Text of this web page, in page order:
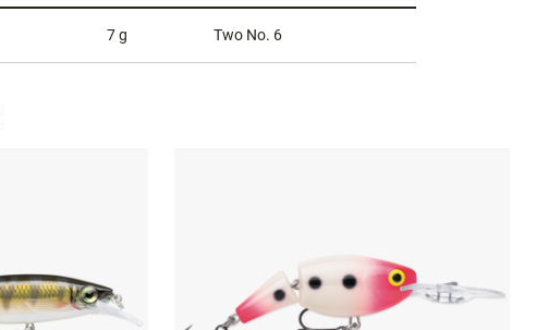
7 g Two No. 6